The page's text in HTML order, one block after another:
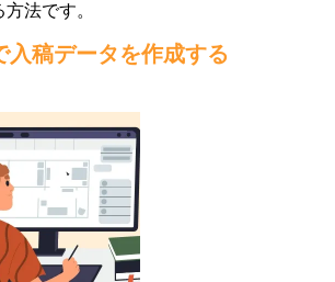
法です。
稿データを作成する